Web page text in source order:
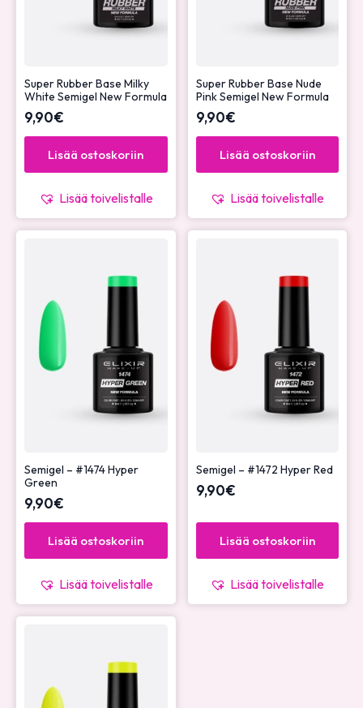
Super Rubber Base Milky
White Semigel New Formula
9,90€
Lisää ostoskoriin
Lisää toivelistalle
Super Rubber Base Nude
Pink Semigel New Formula
9,90€
Lisää ostoskoriin
Lisää toivelistalle
Semigel – #1474 Hyper
Green
9,90€
Lisää ostoskoriin
Lisää toivelistalle
Semigel – #1472 Hyper Red
9,90€
Lisää ostoskoriin
Lisää toivelistalle